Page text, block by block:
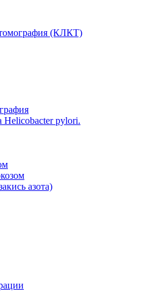
(КЛКТ)
Helicobacter pylori.
азота)